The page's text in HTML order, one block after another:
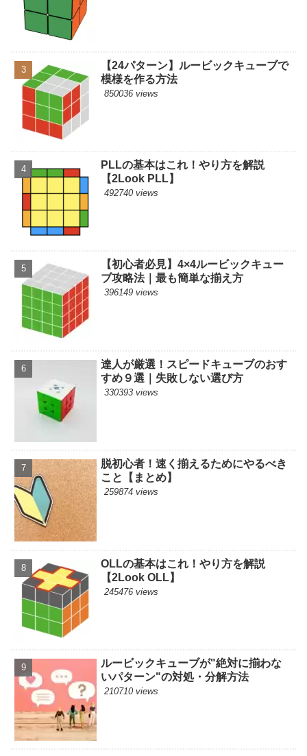
【24パターン】ルービックキューブで
模様を作る方法
850036 views
PLLの基本はこれ！やり方を解説
【2Look PLL】
492740 views
【初心者必見】4×4ルービックキュー
ブ攻略法｜最も簡単な揃え方
396149 views
達人が厳選！スピードキューブのおす
すめ９選｜失敗しない選び方
330393 views
脱初心者！速く揃えるためにやるべき
こと【まとめ】
259874 views
OLLの基本はこれ！やり方を解説
【2Look OLL】
245476 views
ルービックキューブが"絶対に揃わな
いパターン"の対処・分解方法
210710 views